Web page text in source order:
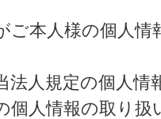
ご本人様の個人
法人規定の個人情
個人情報の取り